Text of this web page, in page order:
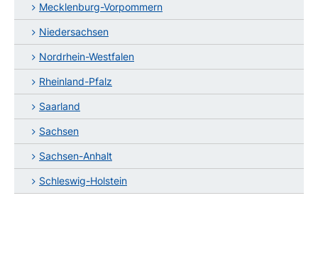
Mecklenburg-Vorpommern
Niedersachsen
Nordrhein-Westfalen
Rheinland-Pfalz
Saarland
Sachsen
Sachsen-Anhalt
Schleswig-Holstein